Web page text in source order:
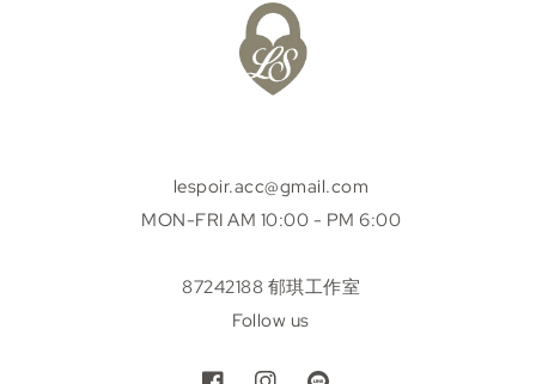
lespoir.acc@gmail.com
MON-FRI AM 10:00 - PM 6:00
87242188 郁琪工作室
Follow us